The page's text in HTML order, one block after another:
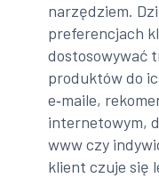
narzędziem.
preferencjach
dostosowywać
produktów do
e‑maile,
internetowym,
www czy
klient czuje się